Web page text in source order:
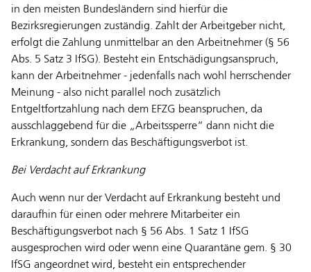
in den meisten Bundesländern sind hierfür die
Bezirksregierungen zuständig. Zahlt der Arbeitgeber nicht,
erfolgt die Zahlung unmittelbar an den Arbeitnehmer (§ 56
Abs. 5 Satz 3 IfSG). Besteht ein Entschädigungsanspruch,
kann der Arbeitnehmer - jedenfalls nach wohl herrschender
Meinung - also nicht parallel noch zusätzlich
Entgeltfortzahlung nach dem EFZG beanspruchen, da
ausschlaggebend für die „Arbeitssperre“ dann nicht die
Erkrankung, sondern das Beschäftigungsverbot ist.
Bei Verdacht auf Erkrankung
Auch wenn nur der Verdacht auf Erkrankung besteht und
daraufhin für einen oder mehrere Mitarbeiter ein
Beschäftigungsverbot nach § 56 Abs. 1 Satz 1 IfSG
ausgesprochen wird oder wenn eine Quarantäne gem. § 30
IfSG angeordnet wird, besteht ein entsprechender